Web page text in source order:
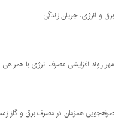
برق و انرژی، جریان زندگی
مهار روند افزایشی مصرف انرژی با
صرفه‌جویی همزمان در مصرف برق و گاز